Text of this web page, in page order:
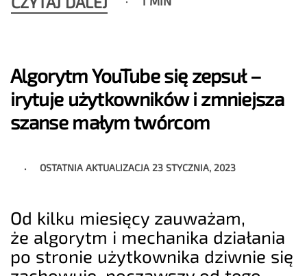
Algorytm YouTube się zepsuł –
irytuje użytkowników i zmniejsza
szanse małym twórcom
OSTATNIA AKTUALIZACJA 23 STYCZNIA, 2023
Od kilku miesięcy zauważam,
że algorytm i mechanika działania
po stronie użytkownika dziwnie się